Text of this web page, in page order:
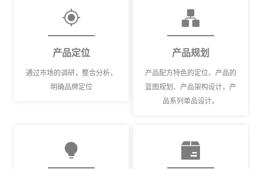
产品定位
通过市场的调研，整合分析，
明确品牌定位
产品规划
产品配方特色的定位、产品的
蓝图规划、产品架构设计，产
品系列单品设计。